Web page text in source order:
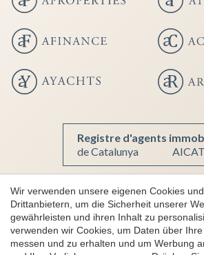
Registre d'agents
de Catalunya
Copyright 2026 ©
Luxusimmobilien
AICAT 6388
Wir verwenden unsere eigenen Cookies
Drittanbietern, um die Sicherheit unserer
gewährleisten und ihren Inhalt zu
verwenden wir Cookies, um Daten über
messen und zu erhalten und um Werbung
Konfiguration speichern Alle